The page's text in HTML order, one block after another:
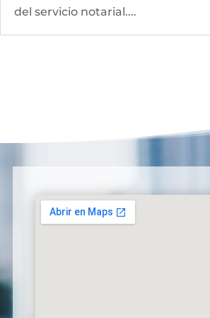
del servicio notarial....